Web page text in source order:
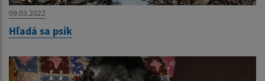
09.03.2022
Hľadá sa psík